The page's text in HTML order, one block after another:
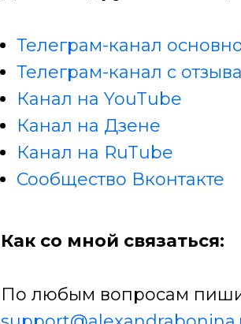
Телеграм-канал
Телеграм-канал с
Канал на YouTube
Канал на Дзене
Канал на RuTube
Сообщество Вконтакте
Как со мной связаться:
По любым вопросам